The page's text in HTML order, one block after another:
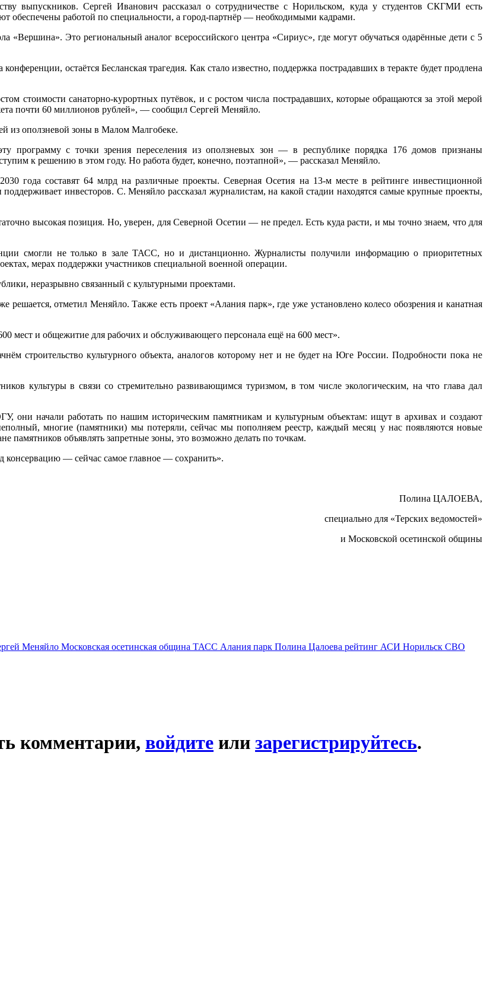
выпускников. Сергей Иванович рассказал о сотрудничестве с Норильском, куда у студентов СКГМИ есть
обеспечены работой по специальности, а город-партнёр — необходимыми кадрами.
Это региональный аналог всероссийского центра «Сириус», где могут обучаться одарённые дети с 5
остаётся Бесланская трагедия. Как стало известно, поддержка пострадавших в теракте будет продлена
стоимости санаторно-курортных путёвок, и с ростом числа пострадавших, которые обращаются за этой мерой
почти 60 миллионов рублей», — сообщил Сергей Меняйло.
из оползневой зоны в Малом Малгобеке.
программу с точки зрения переселения из оползневых зон — в республике порядка 176 домов признаны
к решению в этом году. Но работа будет, конечно, поэтапной», — рассказал Меняйло.
года составят 64 млрд на различные проекты. Северная Осетия на 13-м месте в рейтинге инвестиционной
инвесторов. С. Меняйло рассказал журналистам, на какой стадии находятся самые крупные проекты,
высокая позиция. Но, уверен, для Северной Осетии — не предел. Есть куда расти, и мы точно знаем, что для
смогли не только в зале ТАСС, но и дистанционно. Журналисты получили информацию о приоритетных
мерах поддержки участников специальной военной операции.
неразрывно связанный с культурными проектами.
отметил Меняйло. Также есть проект «Алания парк», где уже установлено колесо обозрения и канатная
мест и общежитие для рабочих и обслуживающего персонала ещё на 600 мест».
строительство культурного объекта, аналогов которому нет и не будет на Юге России. Подробности пока не
культуры в связи со стремительно развивающимся туризмом, в том числе экологическим, на что глава дал
они начали работать по нашим историческим памятникам и культурным объектам: ищут в архивах и создают
многие (памятники) мы потеряли, сейчас мы пополняем реестр, каждый месяц у нас появляются новые
объявлять запретные зоны, это возможно делать по точкам.
консервацию — сейчас самое главное — сохранить».
Полина ЦАЛОЕВА,
специально для «Терских ведомостей»
и Московской осетинской общины
Меняйло Московская осетинская община ТАСС Алания парк Полина Цалоева рейтинг АСИ Норильск СВО
комментарии, войдите или зарегистрируйтесь.